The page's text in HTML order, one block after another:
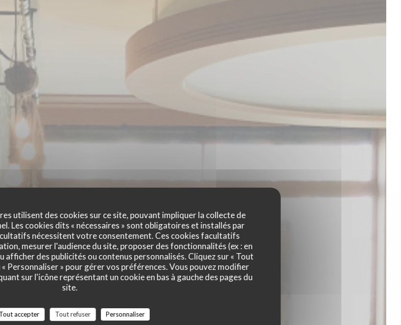
utilisent des cookies sur ce site, pouvant impliquer la collecte de
Les cookies dits « nécessaires » sont obligatoires et installés par
nécessitent votre consentement. Ces cookies facultatifs
mesurer l'audience du site, proposer des fonctionnalités (ex : en
afficher des publicités ou contenus personnalisés. Cliquez sur « Tout
Personnaliser » pour gérer vos préférences. Vous pouvez modifier
sur l'icône représentant un cookie en bas à gauche des pages du
site.
accepter Tout refuser
Personnaliser